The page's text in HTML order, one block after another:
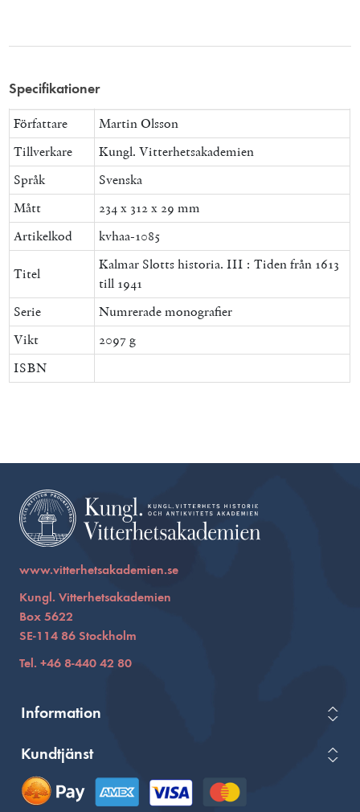
Specifikationer
Författare
Martin Olsson
Tillverkare
Kungl. Vitterhetsakademien
Språk
Svenska
Mått
234 x 312 x 29 mm
Artikelkod
kvhaa-1085
Titel
Kalmar Slotts historia. III : Tiden från 1613
till 1941
Serie
Numrerade monografier
Vikt
2097 g
ISBN
www.vitterhetsakademien.se
Kungl. Vitterhetsakademien
Box 5622
SE-114 86 Stockholm
Tel. +46 8-440 42 80
Information
Kundtjänst